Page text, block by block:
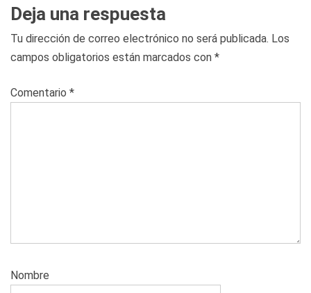
Deja una respuesta
Tu dirección de correo electrónico no será publicada. Los
campos obligatorios están marcados con *
Comentario *
Nombre